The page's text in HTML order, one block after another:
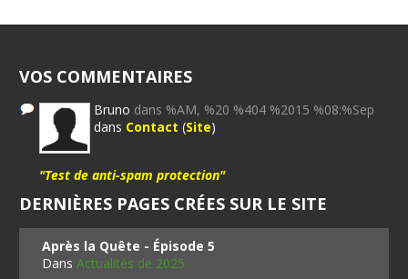
VOS COMMENTAIRES
Bruno dans %AM, %20 %404 %2015 %08:%Sep
dans Contact (Site)
"Test de anti-spam protection"
DERNIÈRES PAGES CRÉES SUR LE SITE
Après la Quête - Épisode 5
DansActualités de 2025